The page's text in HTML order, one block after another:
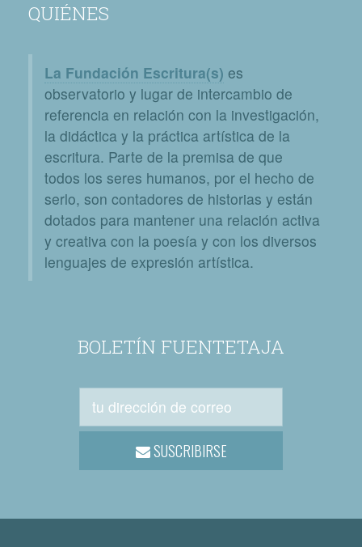
QUIÉNES
La Fundación Escritura(s) es
observatorio y lugar de intercambio de
referencia en relación con la investigación,
la didáctica y la práctica artística de la
escritura. Parte de la premisa de que
todos los seres humanos, por el hecho de
serlo, son contadores de historias y están
dotados para mantener una relación activa
y creativa con la poesía y con los diversos
lenguajes de expresión artística.
BOLETÍN FUENTETAJA
SUSCRIBIRSE